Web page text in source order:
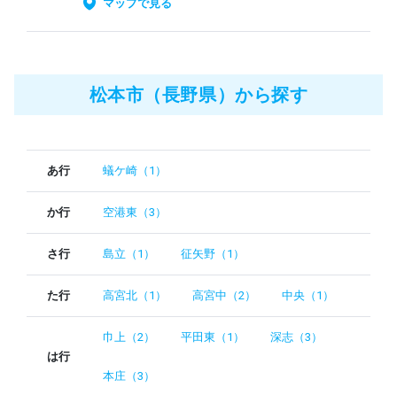
マップで見る
松本市（長野県）から探す
あ行 蟻ケ崎（1）
か行 空港東（3）
さ行 島立（1） 征矢野（1）
た行 高宮北（1） 高宮中（2） 中央（1）
は行
巾上（2） 平田東（1） 深志（3）
本庄（3）